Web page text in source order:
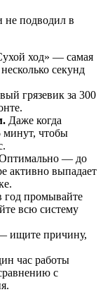
не подводил в
ход» — самая
секунд
грязевик за 300
Даже когда
минут, чтобы
— до
активно выпадает
год промывайте
всю систему
ищите причину,
час работы
с